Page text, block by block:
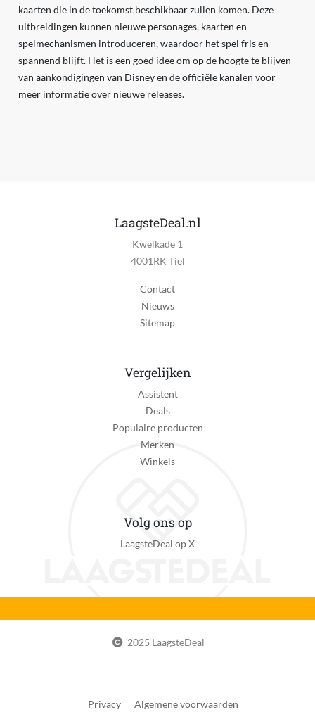
kaarten die in de toekomst beschikbaar zullen komen. Deze
uitbreidingen kunnen nieuwe personages, kaarten en
spelmechanismen introduceren, waardoor het spel fris en
spannend blijft. Het is een goed idee om op de hoogte te blijven
van aankondigingen van Disney en de officiële kanalen voor
meer informatie over nieuwe releases.
LaagsteDeal.nl
Kwelkade 1
4001RK Tiel
Contact
Nieuws
Sitemap
Vergelijken
Assistent
Deals
Populaire producten
Merken
Winkels
Volg ons op
LaagsteDeal op X
2025 LaagsteDeal
Privacy Algemene voorwaarden